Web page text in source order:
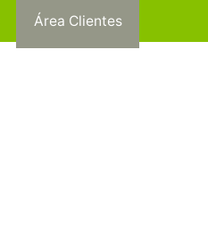
Área Clientes